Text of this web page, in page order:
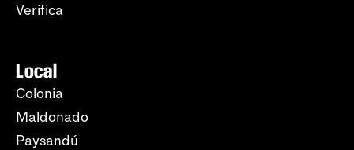
Verifica
Local
Colonia
Maldonado
Paysandú